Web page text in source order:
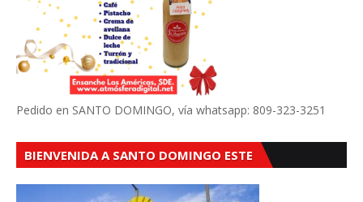
Pedido en SANTO DOMINGO, vía whatsapp: 809-323-3251
BIENVENIDA A SANTO DOMINGO ESTE